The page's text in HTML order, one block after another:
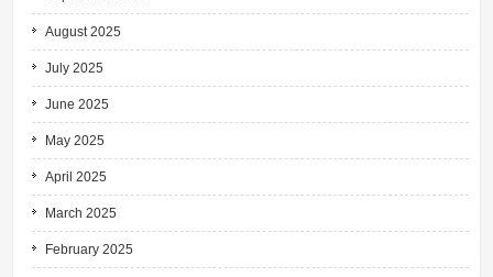
August 2025
July 2025
June 2025
May 2025
April 2025
March 2025
February 2025